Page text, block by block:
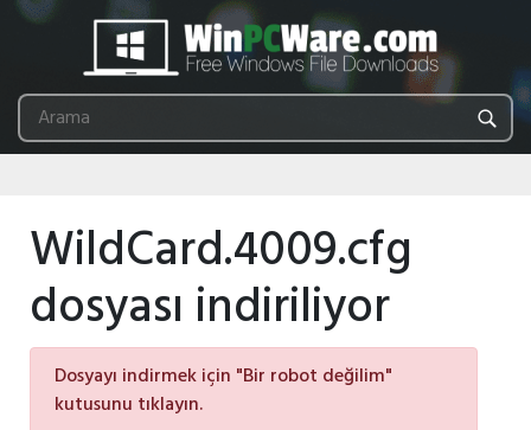
WildCard.4009.cfg
dosyası indiriliyor
Dosyayı indirmek için "Bir robot değilim"
kutusunu tıklayın.